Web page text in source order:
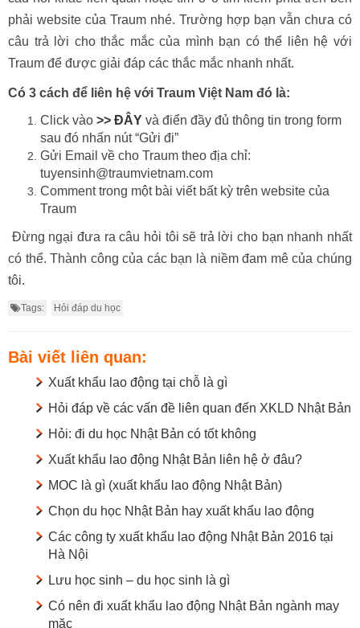
phải website của Traum nhé. Trường hợp bạn vẫn chưa có
câu trả lời cho thắc mắc của mình bạn có thể liên hệ với
Traum để được giải đáp các thắc mắc nhanh nhất.
Có 3 cách để liên hệ với Traum Việt Nam đó là:
Click vào >> ĐÂY và điển đầy đủ thông tin trong form
sau đó nhấn nút “Gửi đi”
Gửi Email về cho Traum theo địa chỉ:
tuyensinh@traumvietnam.com
Comment trong một bài viết bất kỳ trên website của
Traum
Đừng ngại đưa ra câu hỏi tôi sẽ trả lời cho bạn nhanh nhất
có thể. Thành công của các bạn là niềm đam mê của chúng
tôi.
Tags: Hỏi đáp du học
Bài viết liên quan:
Xuất khẩu lao động tại chỗ là gì
Hỏi đáp về các vấn đề liên quan đến XKLD Nhật Bản
Hỏi: đi du học Nhật Bản có tốt không
Xuất khẩu lao động Nhật Bản liên hệ ở đâu?
MOC là gì (xuất khẩu lao động Nhật Bản)
Chọn du học Nhật Bản hay xuất khẩu lao động
Các công ty xuất khẩu lao động Nhật Bản 2016 tại
Hà Nội
Lưu học sinh – du học sinh là gì
Có nên đi xuất khẩu lao động Nhật Bản ngành may
mặc